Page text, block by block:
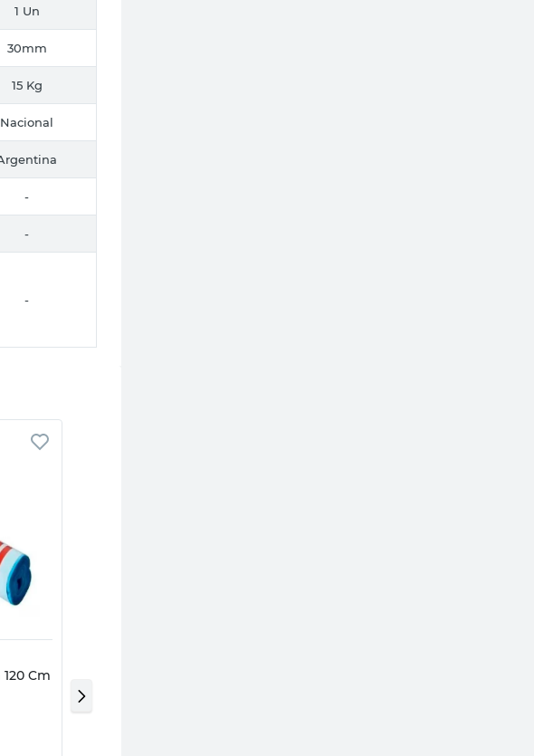
1 Un
30mm
15 Kg
Nacional
-
-
-
Cm
10 Mm 100x100 Cm Estisol